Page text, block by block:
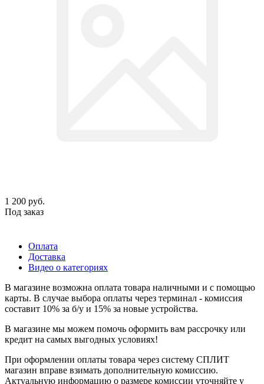
1 200 руб.
Под заказ
Оплата
Доставка
Видео о категориях
В магазине возможна оплата товара наличными и с помощью
карты. В случае выбора оплаты через терминал - комиссия
составит 10% за б/у и 15% за новые устройства.
В магазине мы можем помочь оформить вам рассрочку или
кредит на самых выгодных условиях!
При оформлении оплаты товара через систему СПЛИТ
магазин вправе взимать дополнительную комиссию.
Актуальную информацию о размере комиссии уточняйте у